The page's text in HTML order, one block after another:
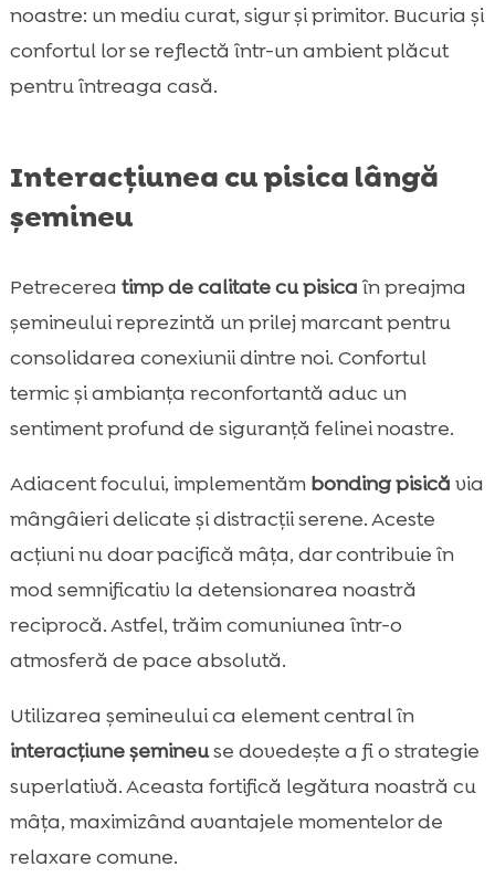
noastre: un mediu curat, sigur și primitor. Bucuria și
confortul lor se reflectă într-un ambient plăcut
pentru întreaga casă.
Interacțiunea cu pisica lângă
șemineu
Petrecerea timp de calitate cu pisica în preajma
șemineului reprezintă un prilej marcant pentru
consolidarea conexiunii dintre noi. Confortul
termic și ambianța reconfortantă aduc un
sentiment profund de siguranță felinei noastre.
Adiacent focului, implementăm bonding pisică via
mângâieri delicate și distracții serene. Aceste
acțiuni nu doar pacifică mâța, dar contribuie în
mod semnificativ la detensionarea noastră
reciprocă. Astfel, trăim comuniunea într-o
atmosferă de pace absolută.
Utilizarea șemineului ca element central în
interacțiune șemineuse dovedește a fi o strategie
superlativă. Aceasta fortifică legătura noastră cu
mâța, maximizând avantajele momentelor de
relaxare comune.